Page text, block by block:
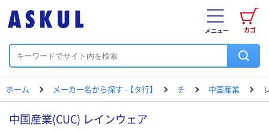
カゴ
メニュー
ホーム メーカー名から探す - 【タ行】 チ 中国産業
中国産業(CUC) レインウェア